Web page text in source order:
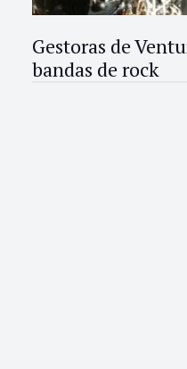
Gestoras de
bandas de rock